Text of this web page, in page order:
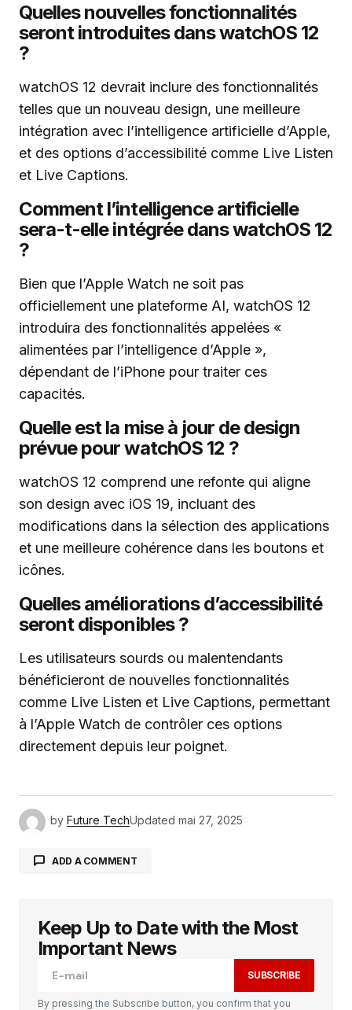
Quelles nouvelles fonctionnalités
seront introduites dans watchOS 12
?
watchOS 12 devrait inclure des fonctionnalités
telles que un nouveau design, une meilleure
intégration avec l’intelligence artificielle d’Apple,
et des options d’accessibilité comme Live Listen
et Live Captions.
Comment l’intelligence artificielle
sera-t-elle intégrée dans watchOS 12
?
Bien que l’Apple Watch ne soit pas
officiellement une plateforme AI, watchOS 12
introduira des fonctionnalités appelées «
alimentées par l’intelligence d’Apple »,
dépendant de l’iPhone pour traiter ces
capacités.
Quelle est la mise à jour de design
prévue pour watchOS 12 ?
watchOS 12 comprend une refonte qui aligne
son design avec iOS 19, incluant des
modifications dans la sélection des applications
et une meilleure cohérence dans les boutons et
icônes.
Quelles améliorations d’accessibilité
seront disponibles ?
Les utilisateurs sourds ou malentendants
bénéficieront de nouvelles fonctionnalités
comme Live Listen et Live Captions, permettant
à l’Apple Watch de contrôler ces options
directement depuis leur poignet.
by Future TechUpdated mai 27, 2025
ADD A COMMENT
Votre adresse e-mail ne sera pas publiée. Les
champs obligatoires sont indiqués avec
Keep Up to Date with the Most
Important News
SUBSCRIBE
By pressing the Subscribe button, you confirm that you